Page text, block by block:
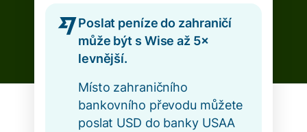
Poslat peníze do zahraničí
může být s Wise až 5×
levnější.
Místo zahraničního
bankovního převodu můžete
poslat USD do banky USAA